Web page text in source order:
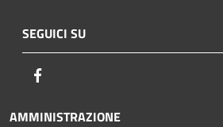
SEGUICI SU
AMMINISTRAZIONE